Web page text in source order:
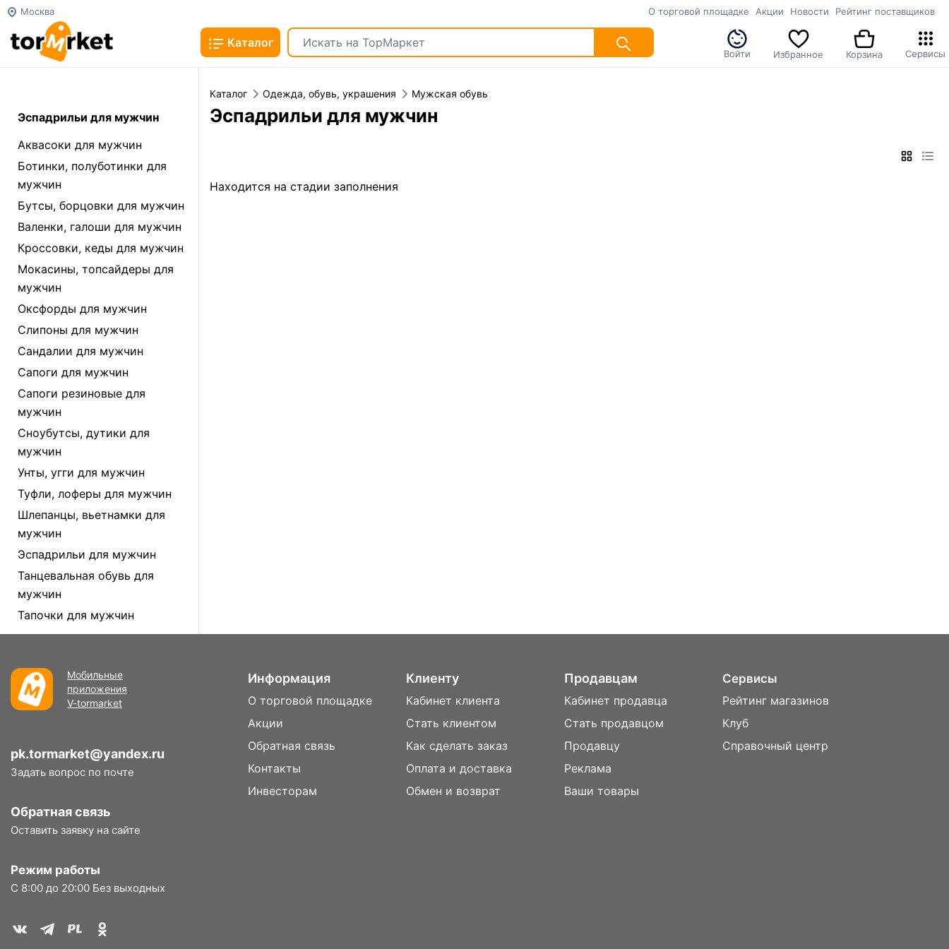
Москва О торговой площадке Акции Новости Рейтинг поставщиков
Каталог
Войти Избранное Корзина Сервисы
Эспадрильи для мужчин
Аквасоки для мужчин
Ботинки, полуботинки для
мужчин
Бутсы, борцовки для мужчин
Валенки, галоши для мужчин
Кроссовки, кеды для мужчин
Мокасины, топсайдеры для
мужчин
Оксфорды для мужчин
Слипоны для мужчин
Сандалии для мужчин
Сапоги для мужчин
Сапоги резиновые для
мужчин
Сноубутсы, дутики для
мужчин
Унты, угги для мужчин
Туфли, лоферы для мужчин
Шлепанцы, вьетнамки для
мужчин
Эспадрильи для мужчин
Танцевальная обувь для
мужчин
Тапочки для мужчин
Каталог Одежда, обувь, украшения Мужская обувь
Эспадрильи для мужчин
Находится на стадии заполнения
Мобильные
приложения
V-tormarket
pk.tormarket@yandex.ru
Задать вопрос по почте
Обратная связь
Оставить заявку на сайте
Режим работы
С 8:00 до 20:00 Без выходных
Информация
О торговой площадке
Акции
Обратная связь
Контакты
Инвесторам
Клиенту
Кабинет клиента
Стать клиентом
Как сделать заказ
Оплата и доставка
Обмен и возврат
Продавцам
Кабинет продавца
Стать продавцом
Продавцу
Реклама
Ваши товары
Сервисы
Рейтинг магазинов
Клуб
Справочный центр